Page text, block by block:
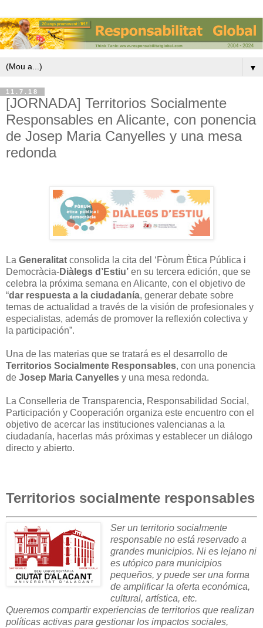
▼
11.7.18
[JORNADA] Territorios Socialmente
Responsables en Alicante, con ponencia
de Josep Maria Canyelles y una mesa
redonda
La Generalitat consolida la cita del ‘Fòrum Ètica Pública i
Democràcia-Diàlegs d’Estiu’ en su tercera edición, que se
celebra la próxima semana en Alicante, con el objetivo de
“dar respuesta a la ciudadanía, generar debate sobre
temas de actualidad a través de la visión de profesionales y
especialistas, además de promover la reflexión colectiva y
la participación”.
Una de las materias que se tratará es el desarrollo de
Territorios Socialmente Responsables, con una ponencia
de Josep Maria Canyelles y una mesa redonda.
La Conselleria de Transparencia, Responsabilidad Social,
Participación y Cooperación organiza este encuentro con el
objetivo de acercar las instituciones valencianas a la
ciudadanía, hacerlas más próximas y establecer un diálogo
directo y abierto.
Territorios socialmente responsables
Ser un territorio socialmente
responsable no está reservado a
grandes municipios. Ni es lejano ni
es utópico para municipios
pequeños, y puede ser una forma
de amplificar la oferta económica,
cultural, artística, etc.
Queremos compartir experiencias de territorios que realizan
políticas activas para gestionar los impactos sociales,